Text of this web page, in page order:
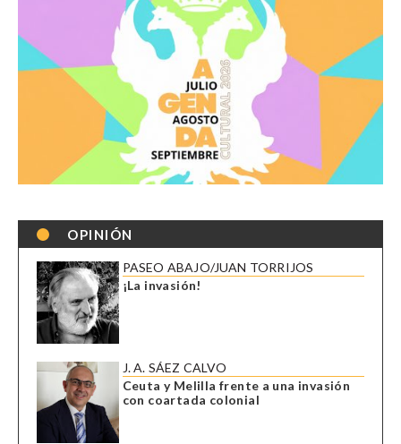
OPINIÓN
PASEO ABAJO/JUAN TORRIJOS
¡La invasión!
J. A. SÁEZ CALVO
Ceuta y Melilla frente a una invasión
con coartada colonial